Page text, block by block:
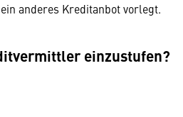
anderes Kreditanbot vorlegt.
einzustufen?